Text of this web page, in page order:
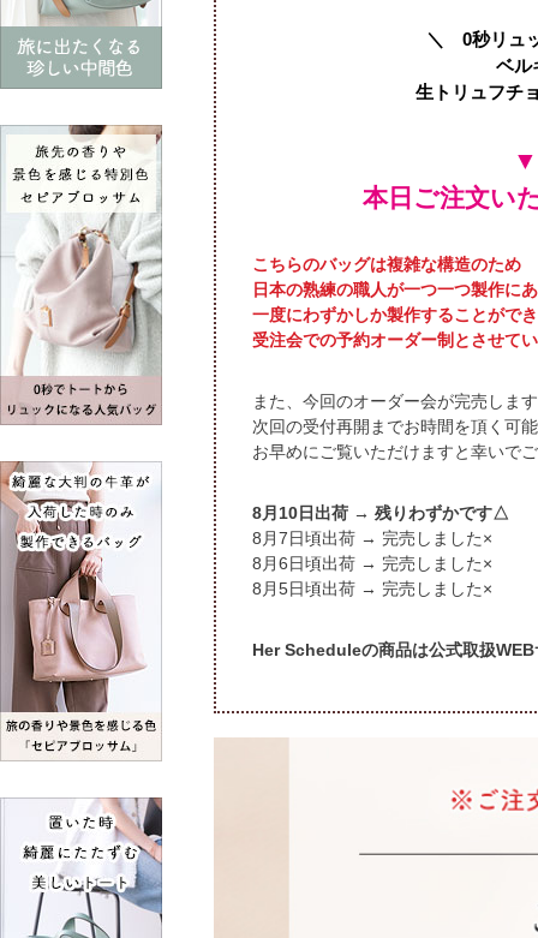
＼ 0秒リュ
ベル
生トリュフチ
▼
本日ご注文い
こちらのバッグは複雑な構造のため
日本の熟練の職人が一つ一つ製作に
一度にわずかしか製作することがで
受注会での予約オーダー制とさせて
また、今回のオーダー会が完売しま
次回の受付再開までお時間を頂く可
お早めにご覧いただけますと幸いで
出荷 → 残りわずかです△
頃出荷 → 完売しました×
頃出荷 → 完売しました×
頃出荷 → 完売しました×
Her Scheduleの商品は公式取扱